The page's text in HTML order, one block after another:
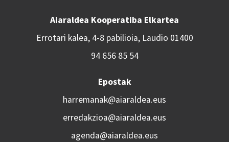
Aiaraldea Kooperatiba Elkartea
Errotari kalea, 4-8 pabilioia, Laudio 01400
94 656 85 54
Epostak
harremanak@aiaraldea.eus
erredakzioa@aiaraldea.eus
agenda@aiaraldea.eus